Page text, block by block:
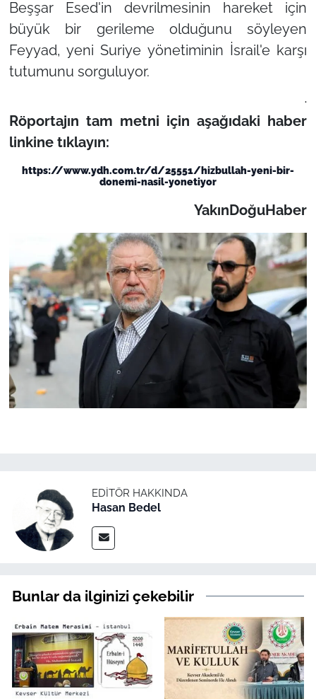
Beşşar Esed'in devrilmesinin hareket için
büyük bir gerileme olduğunu söyleyen
Feyyad, yeni Suriye yönetiminin İsrail'e karşı
tutumunu sorguluyor.
.
Röportajın tam metni için aşağıdaki haber
linkine tıklayın:
https://www.ydh.com.tr/d/25551/hizbullah-yeni-bir-
donemi-nasil-yonetiyor
YakınDoğuHaber
EDITÖR HAKKINDA
Hasan Bedel
Bunlar da ilginizi çekebilir